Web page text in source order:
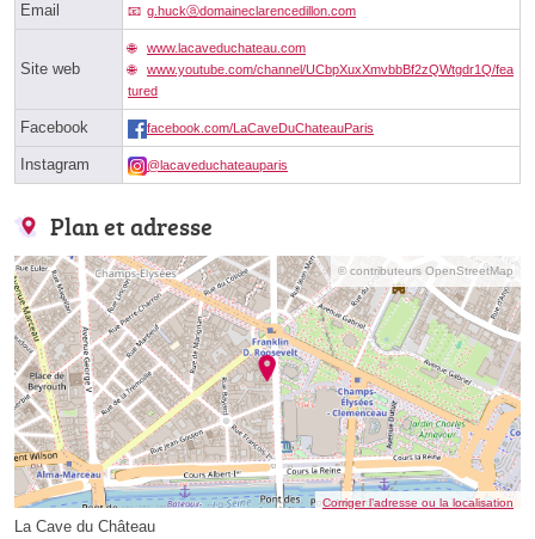
Email g.huckⓐdomaineclarencedillon.com
Site web
www.lacaveduchateau.com
www.youtube.com/channel/UCbpXuxXmvbbBf2zQWtgdr1Q/fea
tured
Facebook facebook.com/LaCaveDuChateauParis
Instagram @lacaveduchateauparis
Plan et adresse
© contributeurs OpenStreetMap
Corriger l’adresse ou la localisation
La Cave du Château